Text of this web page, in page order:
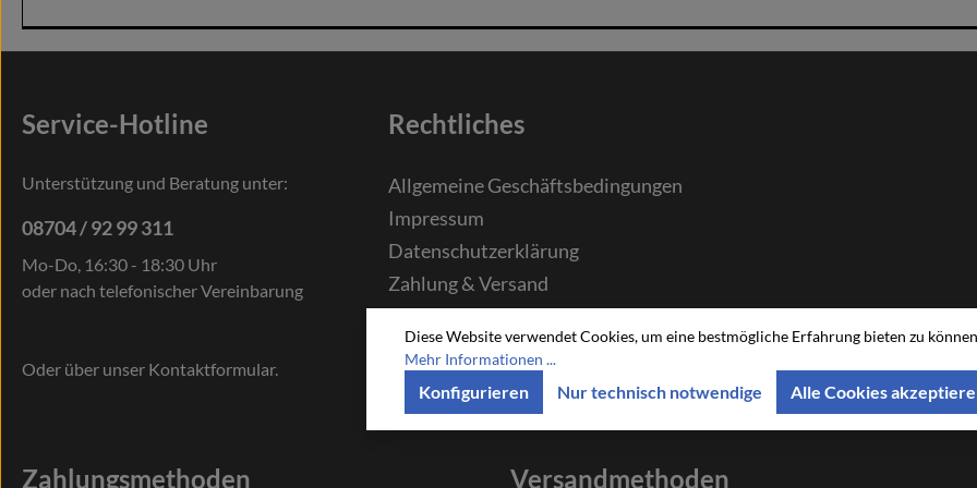
Service-Hotline
Unterstützung und Beratung unter:
08704 / 92 99 311
Mo-Do, 16:30 - 18:30 Uhr
oder nach telefonischer Vereinbarung
Oder über unser Kontaktformular.
Rechtliches
Allgemeine Geschäftsbedingungen
Impressum
Datenschutzerklärung
Zahlung & Versand
Zahlungsmethoden Versandmethoden
Diese Website verwendet Cookies, um eine bestmögliche Erfahrung bieten zu
Mehr Informationen ...
Nur technisch notwendige
Konfigurieren Alle Cookies